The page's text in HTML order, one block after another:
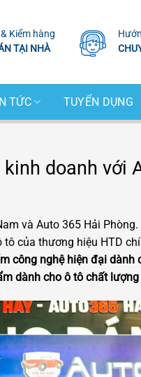
Kiểm hàng
TẠI NHÀ
TỨC TUYỂN DỤNG
doanh với
và Auto 365 Hải
của thương hiệu HTD
công nghệ hiện đại
dành cho ô tô chất